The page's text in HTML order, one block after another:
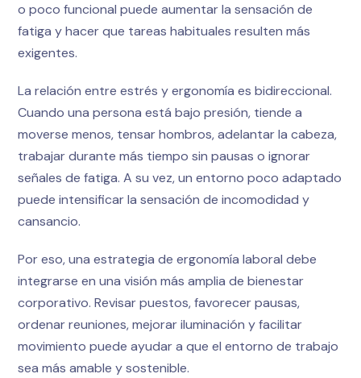
o poco funcional puede aumentar la sensación de
fatiga y hacer que tareas habituales resulten más
exigentes.
La relación entre estrés y ergonomía es bidireccional.
Cuando una persona está bajo presión, tiende a
moverse menos, tensar hombros, adelantar la cabeza,
trabajar durante más tiempo sin pausas o ignorar
señales de fatiga. A su vez, un entorno poco adaptado
puede intensificar la sensación de incomodidad y
cansancio.
Por eso, una estrategia de ergonomía laboral debe
integrarse en una visión más amplia de bienestar
corporativo. Revisar puestos, favorecer pausas,
ordenar reuniones, mejorar iluminación y facilitar
movimiento puede ayudar a que el entorno de trabajo
sea más amable y sostenible.